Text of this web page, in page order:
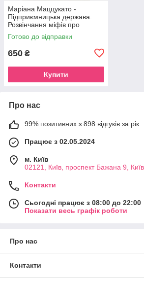
Маріана Маццукато -
Підприємницька держава.
Розвінчання міфів про
державний і приватний
сектори
Готово до відправки
650 ₴
Купити
Про нас
99% позитивних з 898 відгуків за рік
Працює з 02.05.2024
м. Київ
02121, Київ, проспект Бажана 9,
Контакти
Сьогодні працює з 08:00 до 22:00
Показати весь графік роботи
Про нас
Контакти